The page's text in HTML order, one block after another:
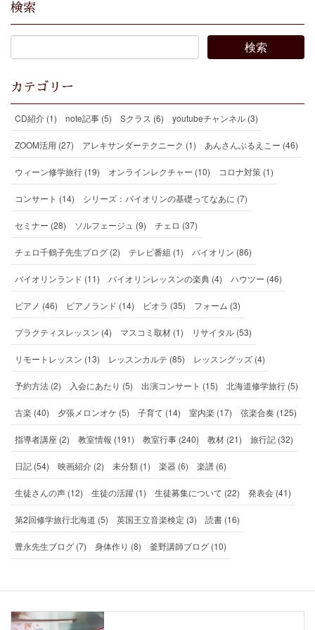
検索
カテゴリー
CD紹介 (1) note記事 (5) Sクラス (6) youtubeチャンネル (3)
ZOOM活用 (27) アレキサンダーテクニーク (1) あんさんぶるえこー (46)
ウィーン修学旅行 (19) オンラインレクチャー (10) コロナ対策 (1)
コンサート (14) シリーズ：バイオリンの基礎ってなあに (7)
セミナー (28) ソルフェージュ (9) チェロ (37)
チェロ千鶴子先生ブログ (2) テレビ番組 (1) バイオリン (86)
バイオリンランド (11) バイオリンレッスンの楽典 (4) ハウツー (46)
ピアノ (46) ピアノランド (14) ビオラ (35) フォーム (3)
プラクティスレッスン (4) マスコミ取材 (1) リサイタル (53)
リモートレッスン (13) レッスンカルテ (85) レッスングッズ (4)
予約方法 (2) 入会にあたり (5) 出演コンサート (15) 北海道修学旅行 (5)
古楽 (40) 夕張メロンオケ (5) 子育て (14) 室内楽 (17) 弦楽合奏 (125)
指導者講座 (2) 教室情報 (191) 教室行事 (240) 教材 (21) 旅行記 (32)
日記 (54) 映画紹介 (2) 未分類 (1) 楽器 (6) 楽譜 (6)
生徒さんの声 (12) 生徒の活躍 (1) 生徒募集について (22) 発表会 (41)
第2回修学旅行北海道 (5) 英国王立音楽検定 (3) 読書 (16)
豊永先生ブログ (7) 身体作り (8) 釜野講師ブログ (10)